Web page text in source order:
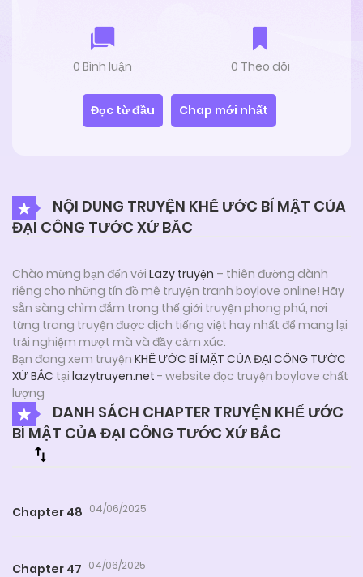
0 Bình luận 0 Theo dõi
Đọc từ đầu Chap mới nhất
NỘI DUNG TRUYỆN KHẾ ƯỚC BÍ MẬT CỦA
ĐẠI CÔNG TƯỚC XỨ BẮC
Chào mừng bạn đến với Lazy truyện – thiên đường dành
riêng cho những tín đồ mê truyện tranh boylove online! Hãy
sẵn sàng chìm đắm trong thế giới truyện phong phú, nơi
từng trang truyện được dịch tiếng việt hay nhất để mang lại
trải nghiệm mượt mà và đầy cảm xúc.
Bạn đang xem truyện KHẾ ƯỚC BÍ MẬT CỦA ĐẠI CÔNG TƯỚC
XỨ BẮC tại lazytruyen.net - website đọc truyện boylove chất
lượng
DANH SÁCH CHAPTER TRUYỆN KHẾ ƯỚC
BÍ MẬT CỦA ĐẠI CÔNG TƯỚC XỨ BẮC
Chapter 48 04/06/2025
Chapter 47 04/06/2025